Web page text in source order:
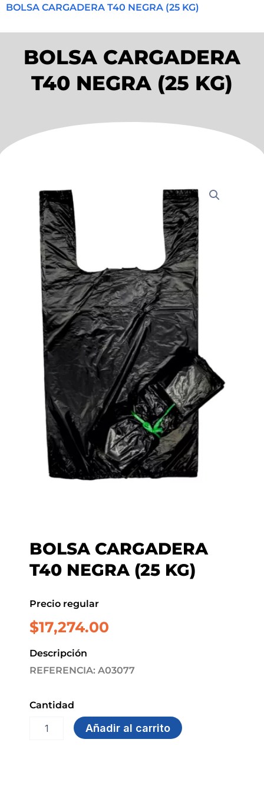
BOLSA CARGADERA T40 NEGRA (25 KG)
BOLSA CARGADERA
T40 NEGRA (25 KG)
BOLSA CARGADERA
T40 NEGRA (25 KG)
Precio regular
$17,274.00
Descripción
REFERENCIA: A03077
Cantidad
CARGADERA
Añadir al carrito